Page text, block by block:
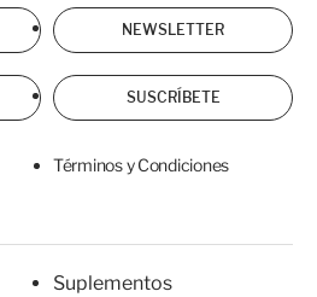
NEWSLETTER
SUSCRÍBETE
Términos y Condiciones
Suplementos